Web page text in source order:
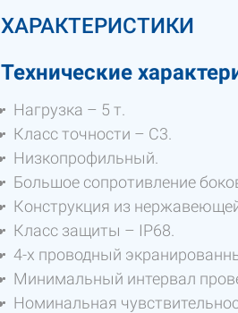
ХАРАКТЕРИСТИКИ
Технические
Нагрузка – 5 т.
Класс точности – С3.
Низкопрофильный.
Большое сопротивление
Конструкция из
Класс защиты – IP68.
4-х проводный
Минимальный интервал
Номинальная